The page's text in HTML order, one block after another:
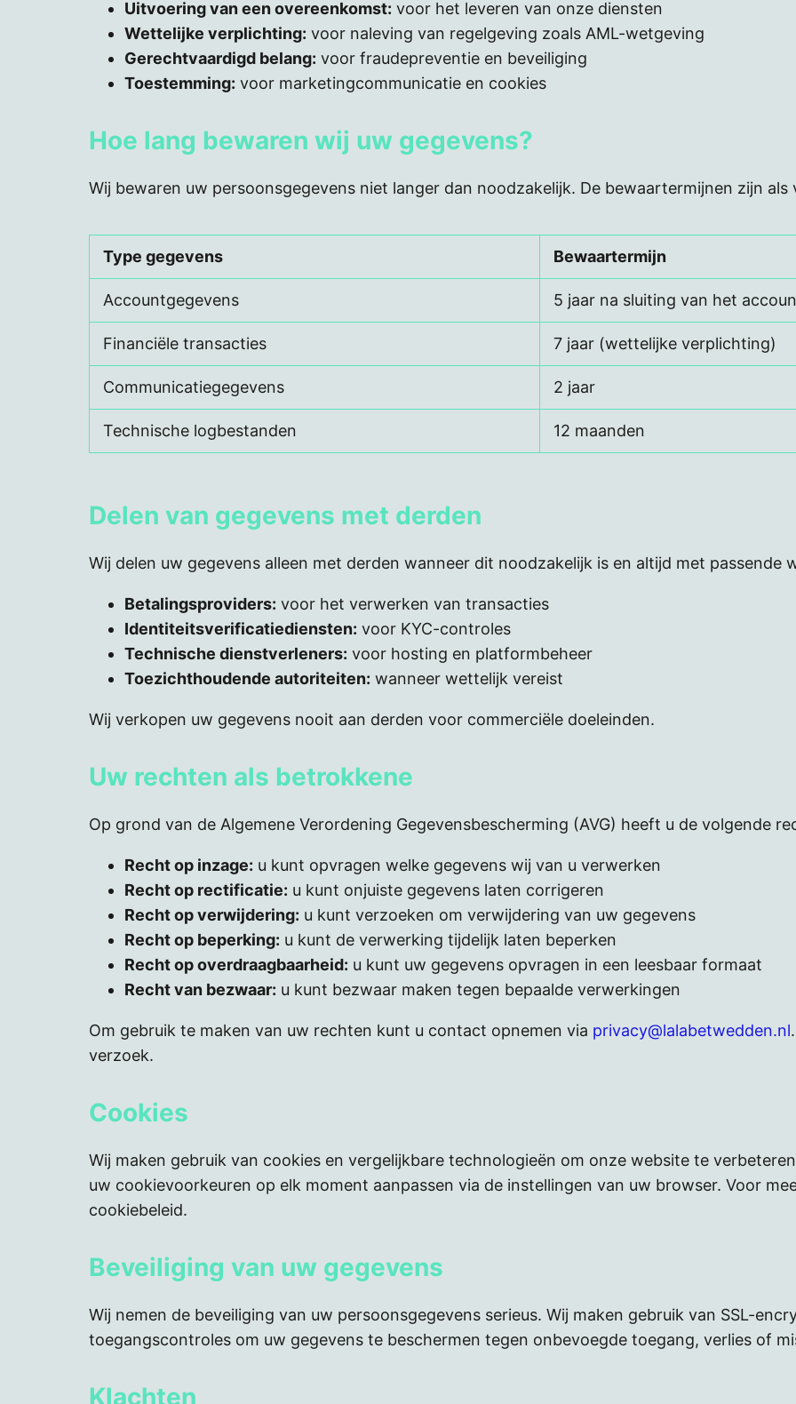
Uitvoering van een overeenkomst: voor het leveren van onze diensten
Wettelijke verplichting: voor naleving van regelgeving zoals AML-wetgeving
Gerechtvaardigd belang: voor fraudepreventie en beveiliging
Toestemming: voor marketingcommunicatie en cookies
Hoe lang bewaren wij uw gegevens?
Wij bewaren uw persoonsgegevens niet langer dan noodzakelijk. De bewaartermijnen zijn als
Type gegevens Bewaartermijn
Accountgegevens 5 jaar na sluiting van het
Financiële transacties 7 jaar (wettelijke verplichting)
Communicatiegegevens 2 jaar
Technische logbestanden 12 maanden
Delen van gegevens met derden
Wij delen uw gegevens alleen met derden wanneer dit noodzakelijk is en altijd met passende
Betalingsproviders: voor het verwerken van transacties
Identiteitsverificatiediensten: voor KYC-controles
Technische dienstverleners: voor hosting en platformbeheer
Toezichthoudende autoriteiten: wanneer wettelijk vereist
Wij verkopen uw gegevens nooit aan derden voor commerciële doeleinden.
Uw rechten als betrokkene
Op grond van de Algemene Verordening Gegevensbescherming (AVG) heeft u de volgende
Recht op inzage: u kunt opvragen welke gegevens wij van u verwerken
Recht op rectificatie: u kunt onjuiste gegevens laten corrigeren
Recht op verwijdering: u kunt verzoeken om verwijdering van uw gegevens
Recht op beperking: u kunt de verwerking tijdelijk laten beperken
Recht op overdraagbaarheid: u kunt uw gegevens opvragen in een leesbaar formaat
Recht van bezwaar: u kunt bezwaar maken tegen bepaalde verwerkingen
Om gebruik te maken van uw rechten kunt u contact opnemen via privacy@lalabetwedden.nl
verzoek.
Cookies
Wij maken gebruik van cookies en vergelijkbare technologieën om onze website te
uw cookievoorkeuren op elk moment aanpassen via de instellingen van uw browser. Voor
cookiebeleid.
Beveiliging van uw gegevens
Wij nemen de beveiliging van uw persoonsgegevens serieus. Wij maken gebruik van SSL-
toegangscontroles om uw gegevens te beschermen tegen onbevoegde toegang, verlies of
Klachten